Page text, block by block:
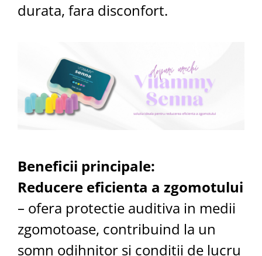
durata, fara disconfort.
Beneficii principale:
Reducere eficienta a zgomotului
– ofera protectie auditiva in medii
zgomotoase, contribuind la un
somn odihnitor si conditii de lucru